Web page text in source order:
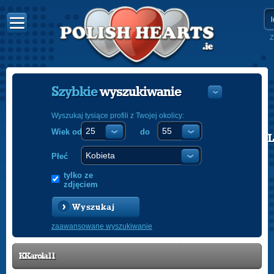
POLISH
Szybkiewyszukiwanie
Wyszukaj tysiące profili z Twojej okolicy:
Wiek od do
Płeć
tylko ze
zdjęciem
Wyszukaj
zaawansowane wyszukiwanie
KKarola11